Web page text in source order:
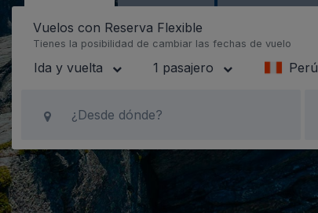
Vuelos con Reserva Flexible
Tienes la posibilidad de cambiar las fechas de vuelo
Ida y vuelta 1 pasajero Perú
¿Desde dónde?